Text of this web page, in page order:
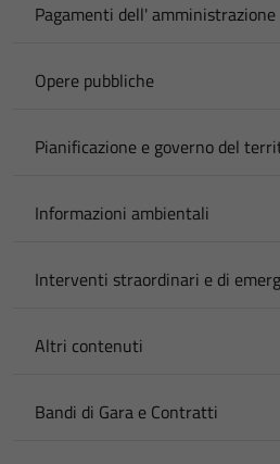
Pagamenti dell' amministrazione
Opere pubbliche
Pianificazione e governo del
Informazioni ambientali
Interventi straordinari e di
Altri contenuti
Bandi di Gara e Contratti